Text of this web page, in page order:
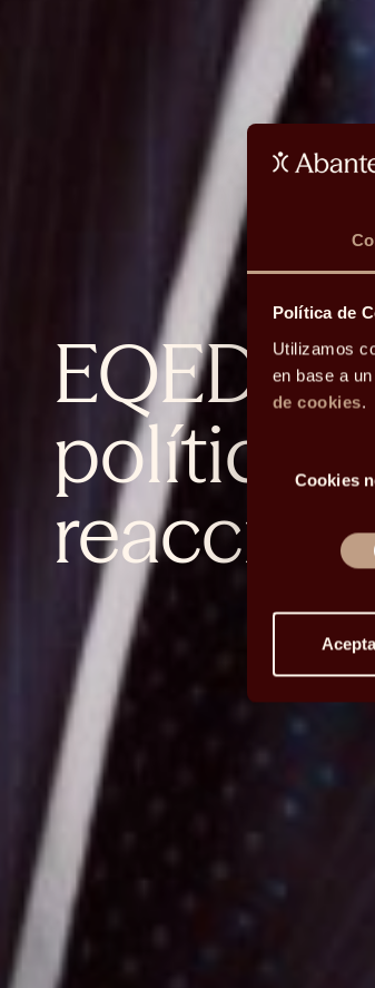
Política de
Utilizamos
en base a
de cookies.
de
Cookies
EQED:
política
reacción